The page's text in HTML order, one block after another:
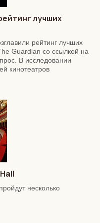
лучших
рейтинг лучших
Guardian со ссылкой на
В исследовании
кинотеатров
несколько